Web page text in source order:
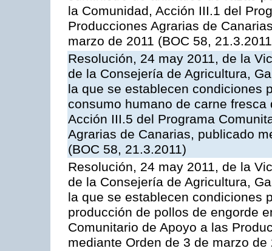
la Comunidad, Acción III.1 del
Producciones Agrarias de
marzo de 2011 (BOC 58,
Resolución, 24 may 2011, de la
de la Consejería de Agricultura,
la que se establecen condiciones
consumo humano de carne
Acción III.5 del Programa
Agrarias de Canarias, publicado
(BOC 58, 21.3.2011)
Resolución, 24 may 2011, de la
de la Consejería de Agricultura,
la que se establecen condiciones
producción de pollos de engorde
Comunitario de Apoyo a las
mediante Orden de 3 de marzo de